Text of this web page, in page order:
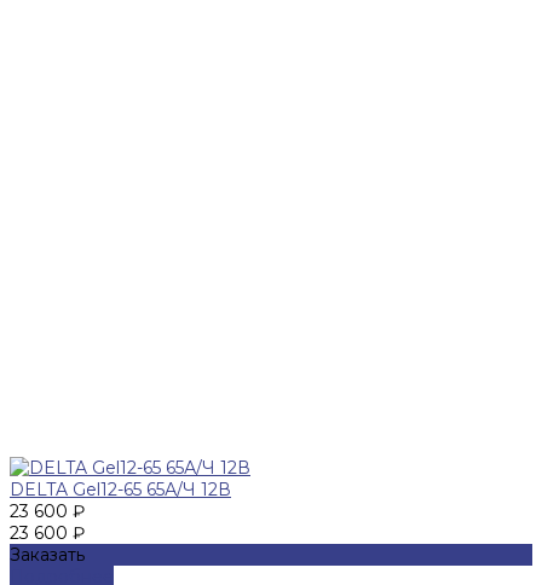
DELTA Gel12-65 65А/Ч 12В
23 600 ₽
23 600 ₽
Заказать